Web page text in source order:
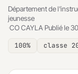
Département de
jeunesse
·CO CAYLA·Publié le
100% classe